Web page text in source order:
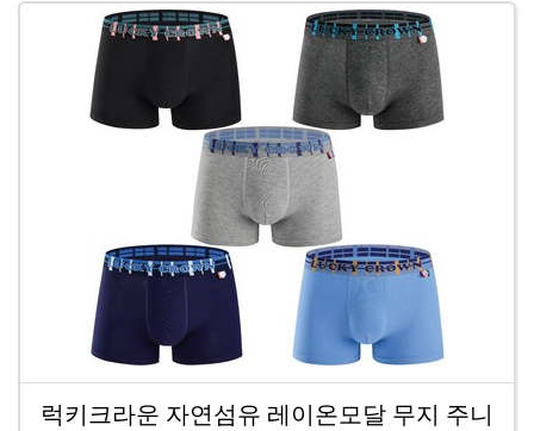
럭키크라운 자연섬유 레이온모달 무지 주니